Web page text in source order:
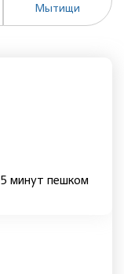
Мытищи
5 минут пешком